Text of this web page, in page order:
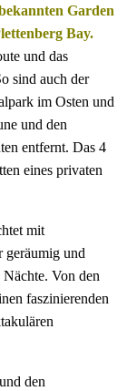
Garden
Bay.
und das
sind auch der
im Osten und
und den
entfernt. Das 4
eines privaten
mit
geräumig und
Von den
faszinierenden
den